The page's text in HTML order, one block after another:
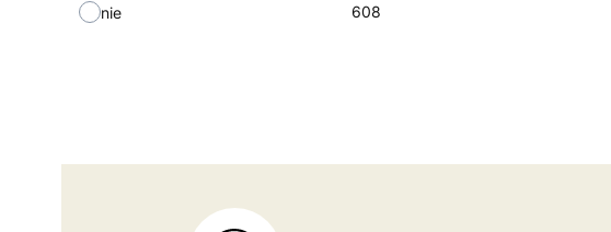
nie 608